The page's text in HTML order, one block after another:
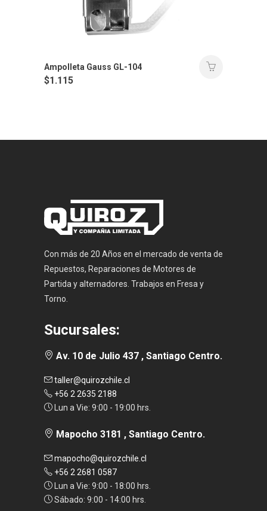
Ampolleta Gauss GL-104
$1.115
Con más de 20 Años en el mercado de venta de
Repuestos, Reparaciones de Motores de
Partida y alternadores. Trabajos en Fresa y
Torno.
Sucursales:
Av. 10 de Julio 437 , Santiago Centro.
taller@quirozchile.cl
+56 2 2635 2188
Lun a Vie: 9:00 - 19:00 hrs.
Mapocho 3181 , Santiago Centro.
mapocho@quirozchile.cl
+56 2 2681 0587
Lun a Vie: 9:00 - 18:00 hrs.
Sábado: 9:00 - 14:00 hrs.